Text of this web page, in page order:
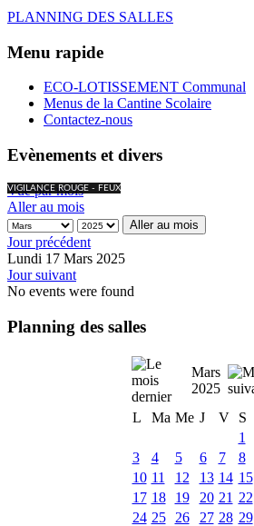
PLANNING DES SALLES
Menu rapide
ECO-LOTISSEMENT Communal
Menus de la Cantine Scolaire
Contactez-nous
Evènements et divers
VIGILANCE ROUGE - FEUX
Vue par mois
Aller au mois
Aller au mois
Jour précédent
Lundi 17 Mars 2025
Jour suivant
No events were found
Planning des salles
Mars
2025
L
Ma Me J V S
1
3
4 5 6 7 8
10 11 12 13 14 15
17 18 19 20 21 22
24 25 26 27 28 29